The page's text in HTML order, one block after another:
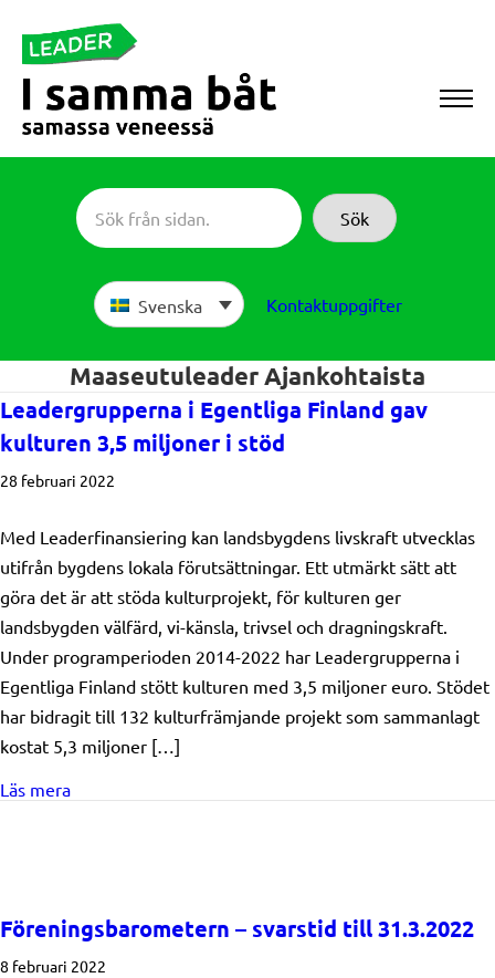
content
Sameboat
Sök
Kontaktuppgifter
Svenska
Maaseutuleader Ajankohtaista
Leadergrupperna i Egentliga Finland gav
kulturen 3,5 miljoner i stöd
28 februari 2022
Med Leaderfinansiering kan landsbygdens livskraft utvecklas
utifrån bygdens lokala förutsättningar. Ett utmärkt sätt att
göra det är att stöda kulturprojekt, för kulturen ger
landsbygden välfärd, vi-känsla, trivsel och dragningskraft.
Under programperioden 2014-2022 har Leadergrupperna i
Egentliga Finland stött kulturen med 3,5 miljoner euro. Stödet
har bidragit till 132 kulturfrämjande projekt som sammanlagt
kostat 5,3 miljoner […]
Läs meraabout Leadergrupperna i Egentliga Finland gav
Föreningsbarometern – svarstid till 31.3.2022
8 februari 2022